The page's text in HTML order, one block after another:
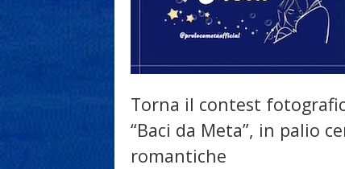
Torna il contest
“Baci da Meta”, in palio
romantiche